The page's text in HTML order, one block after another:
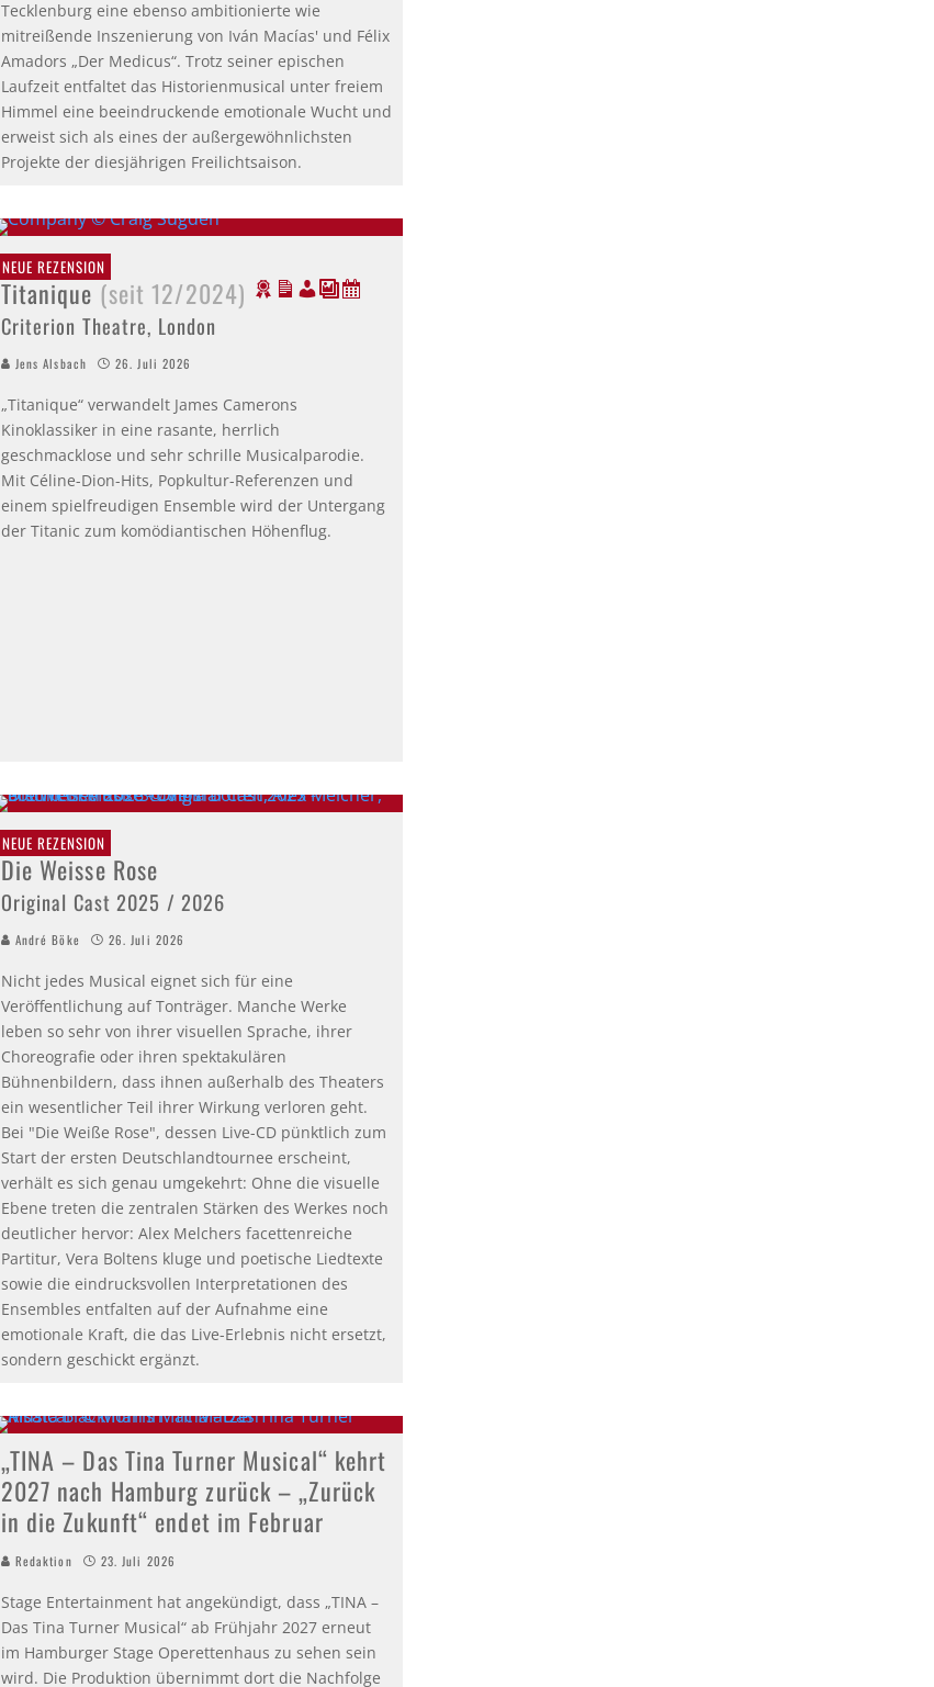
Tecklenburg eine ebenso ambitionierte wie
mitreißende Inszenierung von Iván Macías' und Félix
Amadors „Der Medicus“. Trotz seiner epischen
Laufzeit entfaltet das Historienmusical unter freiem
Himmel eine beeindruckende emotionale Wucht und
erweist sich als eines der außergewöhnlichsten
Projekte der diesjährigen Freilichtsaison.
NEUE REZENSION
Titanique (seit 12/2024)
Criterion Theatre, London
Jens Alsbach 26. Juli 2026
„Titanique“ verwandelt James Camerons
Kinoklassiker in eine rasante, herrlich
geschmacklose und sehr schrille Musicalparodie.
Mit Céline-Dion-Hits, Popkultur-Referenzen und
einem spielfreudigen Ensemble wird der Untergang
der Titanic zum komödiantischen Höhenflug.
NEUE REZENSION
Die Weisse Rose
Original Cast 2025 / 2026
André Böke 26. Juli 2026
Nicht jedes Musical eignet sich für eine
Veröffentlichung auf Tonträger. Manche Werke
leben so sehr von ihrer visuellen Sprache, ihrer
Choreografie oder ihren spektakulären
Bühnenbildern, dass ihnen außerhalb des Theaters
ein wesentlicher Teil ihrer Wirkung verloren geht.
Bei "Die Weiße Rose", dessen Live-CD pünktlich zum
Start der ersten Deutschlandtournee erscheint,
verhält es sich genau umgekehrt: Ohne die visuelle
Ebene treten die zentralen Stärken des Werkes noch
deutlicher hervor: Alex Melchers facettenreiche
Partitur, Vera Boltens kluge und poetische Liedtexte
sowie die eindrucksvollen Interpretationen des
Ensembles entfalten auf der Aufnahme eine
emotionale Kraft, die das Live-Erlebnis nicht ersetzt,
sondern geschickt ergänzt.
„TINA – Das Tina Turner Musical“ kehrt
2027 nach Hamburg zurück – „Zurück
in die Zukunft“ endet im Februar
Redaktion 23. Juli 2026
Stage Entertainment hat angekündigt, dass „TINA –
Das Tina Turner Musical“ ab Frühjahr 2027 erneut
im Hamburger Stage Operettenhaus zu sehen sein
wird. Die Produktion übernimmt dort die Nachfolge